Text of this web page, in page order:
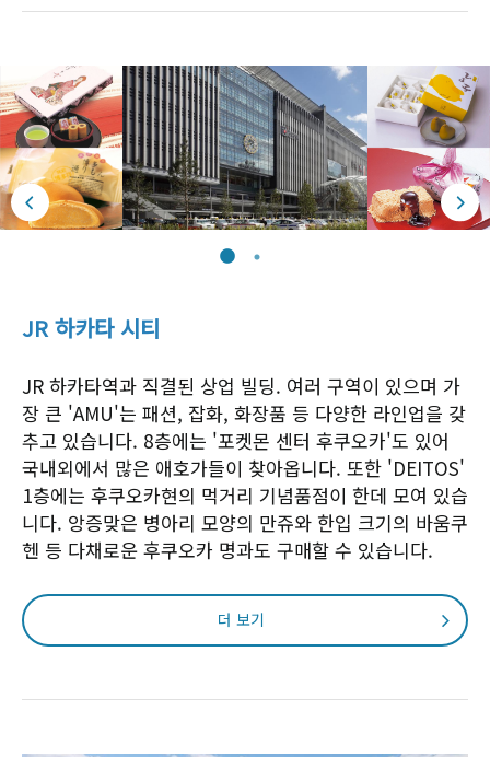
JR 하카타 시티
JR 하카타역과 직결된 상업 빌딩. 여러 구역이 있으며 가
장 큰 'AMU'는 패션, 잡화, 화장품 등 다양한 라인업을 갖
추고 있습니다. 8층에는 '포켓몬 센터 후쿠오카'도 있어
국내외에서 많은 애호가들이 찾아옵니다. 또한 'DEITOS'
1층에는 후쿠오카현의 먹거리 기념품점이 한데 모여 있습
니다. 앙증맞은 병아리 모양의 만쥬와 한입 크기의 바움쿠
헨 등 다채로운 후쿠오카 명과도 구매할 수 있습니다.
더 보기